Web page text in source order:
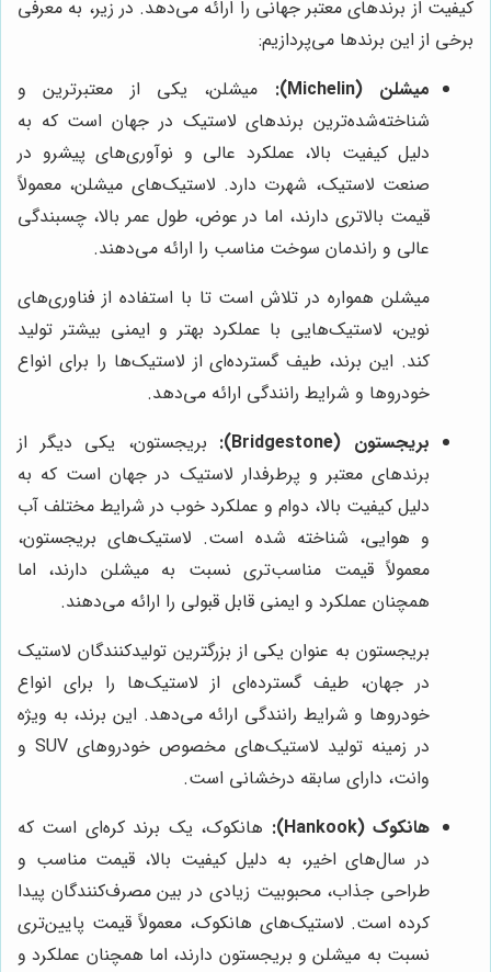
کیفیت از برندهای معتبر جهانی را ارائه می‌دهد. در زیر، به معرفی
برخی از این برندها می‌پردازیم:
میشلن (Michelin):
میشلن، یکی از معتبرترین و
شناخته‌شده‌ترین برندهای لاستیک در جهان است که به
دلیل کیفیت بالا، عملکرد عالی و نوآوری‌های پیشرو در
صنعت لاستیک، شهرت دارد. لاستیک‌های میشلن، معمولاً
قیمت بالاتری دارند، اما در عوض، طول عمر بالا، چسبندگی
عالی و راندمان سوخت مناسب را ارائه می‌دهند.
میشلن همواره در تلاش است تا با استفاده از فناوری‌های
نوین، لاستیک‌هایی با عملکرد بهتر و ایمنی بیشتر تولید
کند. این برند، طیف گسترده‌ای از لاستیک‌ها را برای انواع
خودروها و شرایط رانندگی ارائه می‌دهد.
بریجستون (Bridgestone):
بریجستون، یکی دیگر از
برندهای معتبر و پرطرفدار لاستیک در جهان است که به
دلیل کیفیت بالا، دوام و عملکرد خوب در شرایط مختلف آب
و هوایی، شناخته شده است. لاستیک‌های بریجستون،
معمولاً قیمت مناسب‌تری نسبت به میشلن دارند، اما
همچنان عملکرد و ایمنی قابل قبولی را ارائه می‌دهند.
بریجستون به عنوان یکی از بزرگترین تولیدکنندگان لاستیک
در جهان، طیف گسترده‌ای از لاستیک‌ها را برای انواع
خودروها و شرایط رانندگی ارائه می‌دهد. این برند، به ویژه
در زمینه تولید لاستیک‌های مخصوص خودروهای SUV و
وانت، دارای سابقه درخشانی است.
هانکوک (Hankook):
هانکوک، یک برند کره‌ای است که
در سال‌های اخیر، به دلیل کیفیت بالا، قیمت مناسب و
طراحی جذاب، محبوبیت زیادی در بین مصرف‌کنندگان پیدا
کرده است. لاستیک‌های هانکوک، معمولاً قیمت پایین‌تری
نسبت به میشلن و بریجستون دارند، اما همچنان عملکرد و